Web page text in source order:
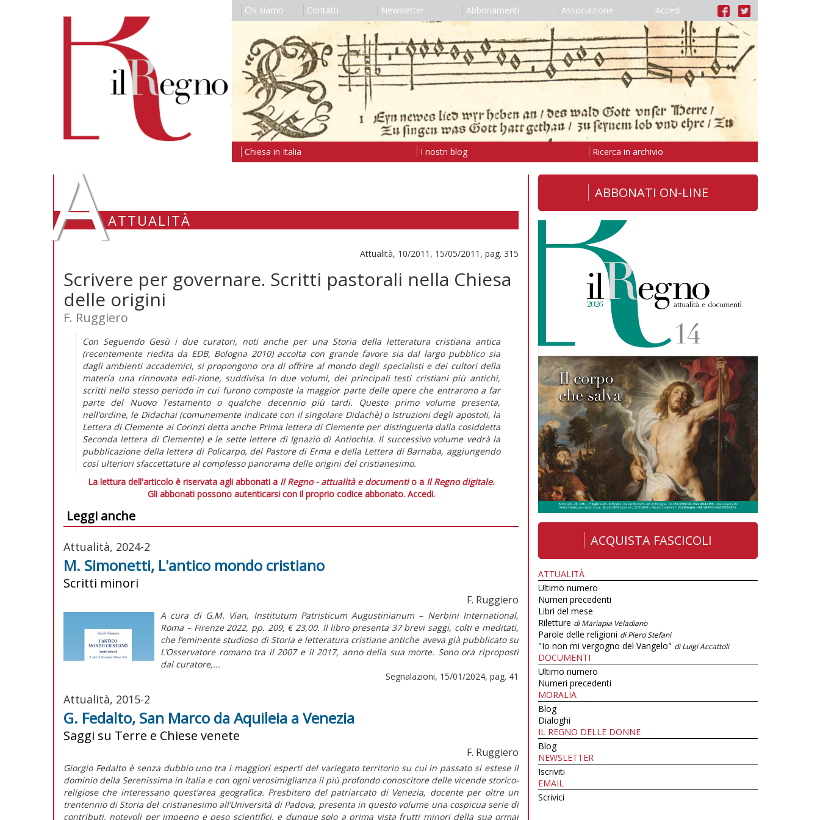
Chi siamo Contatti Newsletter Abbonamenti Associazione Accedi
Chiesa in Italia I nostri blog Ricerca in archivio
AATTUALITÀ
Attualità, 10/2011, 15/05/2011, pag. 315
Scrivere per governare. Scritti pastorali nella Chiesa
delle origini
F. Ruggiero
Con Seguendo Gesù i due curatori, noti anche per una Storia della letteratura cristiana antica
(recentemente riedita da EDB, Bologna 2010) accolta con grande favore sia dal largo pubblico sia
dagli ambienti accademici, si propongono ora di offrire al mondo degli specialisti e dei cultori della
materia una rinnovata edi-zione, suddivisa in due volumi, dei principali testi cristiani più antichi,
scritti nello stesso periodo in cui furono composte la maggior parte delle opere che entrarono a far
parte del Nuovo Testamento o qualche decennio più tardi. Questo primo volume presenta,
nell’ordine, le Didachai (comunemente indicate con il singolare Didachè) o Istruzioni degli apostoli, la
Lettera di Clemente ai Corinzi detta anche Prima lettera di Clemente per distinguerla dalla cosiddetta
Seconda lettera di Clemente) e le sette lettere di Ignazio di Antiochia. Il successivo volume vedrà la
pubblicazione della lettera di Policarpo, del Pastore di Erma e della Lettera di Barnaba, aggiungendo
così ulteriori sfaccettature al complesso panorama delle origini del cristianesimo.
La lettura dell'articolo è riservata agli abbonati a Il Regno - attualità e documentio a Il Regno digitale.
Gli abbonati possono autenticarsi con il proprio codice abbonato. Accedi.
Leggi anche
Attualità, 2024-2
M. Simonetti, L'antico mondo cristiano
Scritti minori
F. Ruggiero
A cura di G.M. Vian, Institutum Patristicum Augustinianum – Nerbini International,
Roma – Firenze 2022, pp. 209, € 23,00. Il libro presenta 37 brevi saggi, colti e meditati,
che l’eminente studioso di Storia e letteratura cristiane antiche aveva già pubblicato su
L’Osservatore romano tra il 2007 e il 2017, anno della sua morte. Sono ora riproposti
dal curatore,...
Segnalazioni, 15/01/2024, pag. 41
Attualità, 2015-2
G. Fedalto, San Marco da Aquileia a Venezia
Saggi su Terre e Chiese venete
F. Ruggiero
Giorgio Fedalto è senza dubbio uno tra i maggiori esperti del variegato territorio su cui in passato si estese il
dominio della Serenissima in Italia e con ogni verosimiglianza il più profondo conoscitore delle vicende storico-
religiose che interessano quest’area geografica. Presbitero del patriarcato di Venezia, docente per oltre un
trentennio di Storia del cristianesimo all’Università di Padova, presenta in questo volume una cospicua serie di
contributi, notevoli per impegno e peso scientifici, e dunque solo a prima vista frutti minori della sua ormai
ABBONATI ON-LINE
ACQUISTA FASCICOLI
ATTUALITÀ
Ultimo numero
Numeri precedenti
Libri del mese
Riletture di Mariapia Veladiano
Parole delle religioni di Piero Stefani
"Io non mi vergogno del Vangelo" di Luigi Accattoli
DOCUMENTI
Ultimo numero
Numeri precedenti
MORALIA
Blog
Dialoghi
IL REGNO DELLE DONNE
Blog
NEWSLETTER
Iscriviti
EMAIL
Scrivici